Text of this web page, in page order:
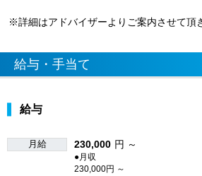
※詳細はアドバイザーよりご案内させて頂
給与・手当て
給与
月給 230,000 円 ～
●月収
230,000円 ～